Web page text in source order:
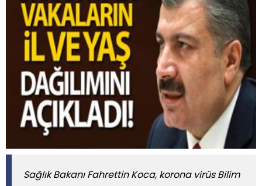
Sağlık Bakanı Fahrettin Koca, korona virüs Bilim